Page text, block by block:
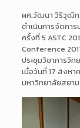
ผศ.วัฒนา วิริวุฒิก
ดำเนินการจัดการ
ครั้งที่ 5 ASTC
Conference
ประชุมวิชาการวิท
เมื่อวันที่ 17 สิงห
มหาวิทยาลัยสยาม